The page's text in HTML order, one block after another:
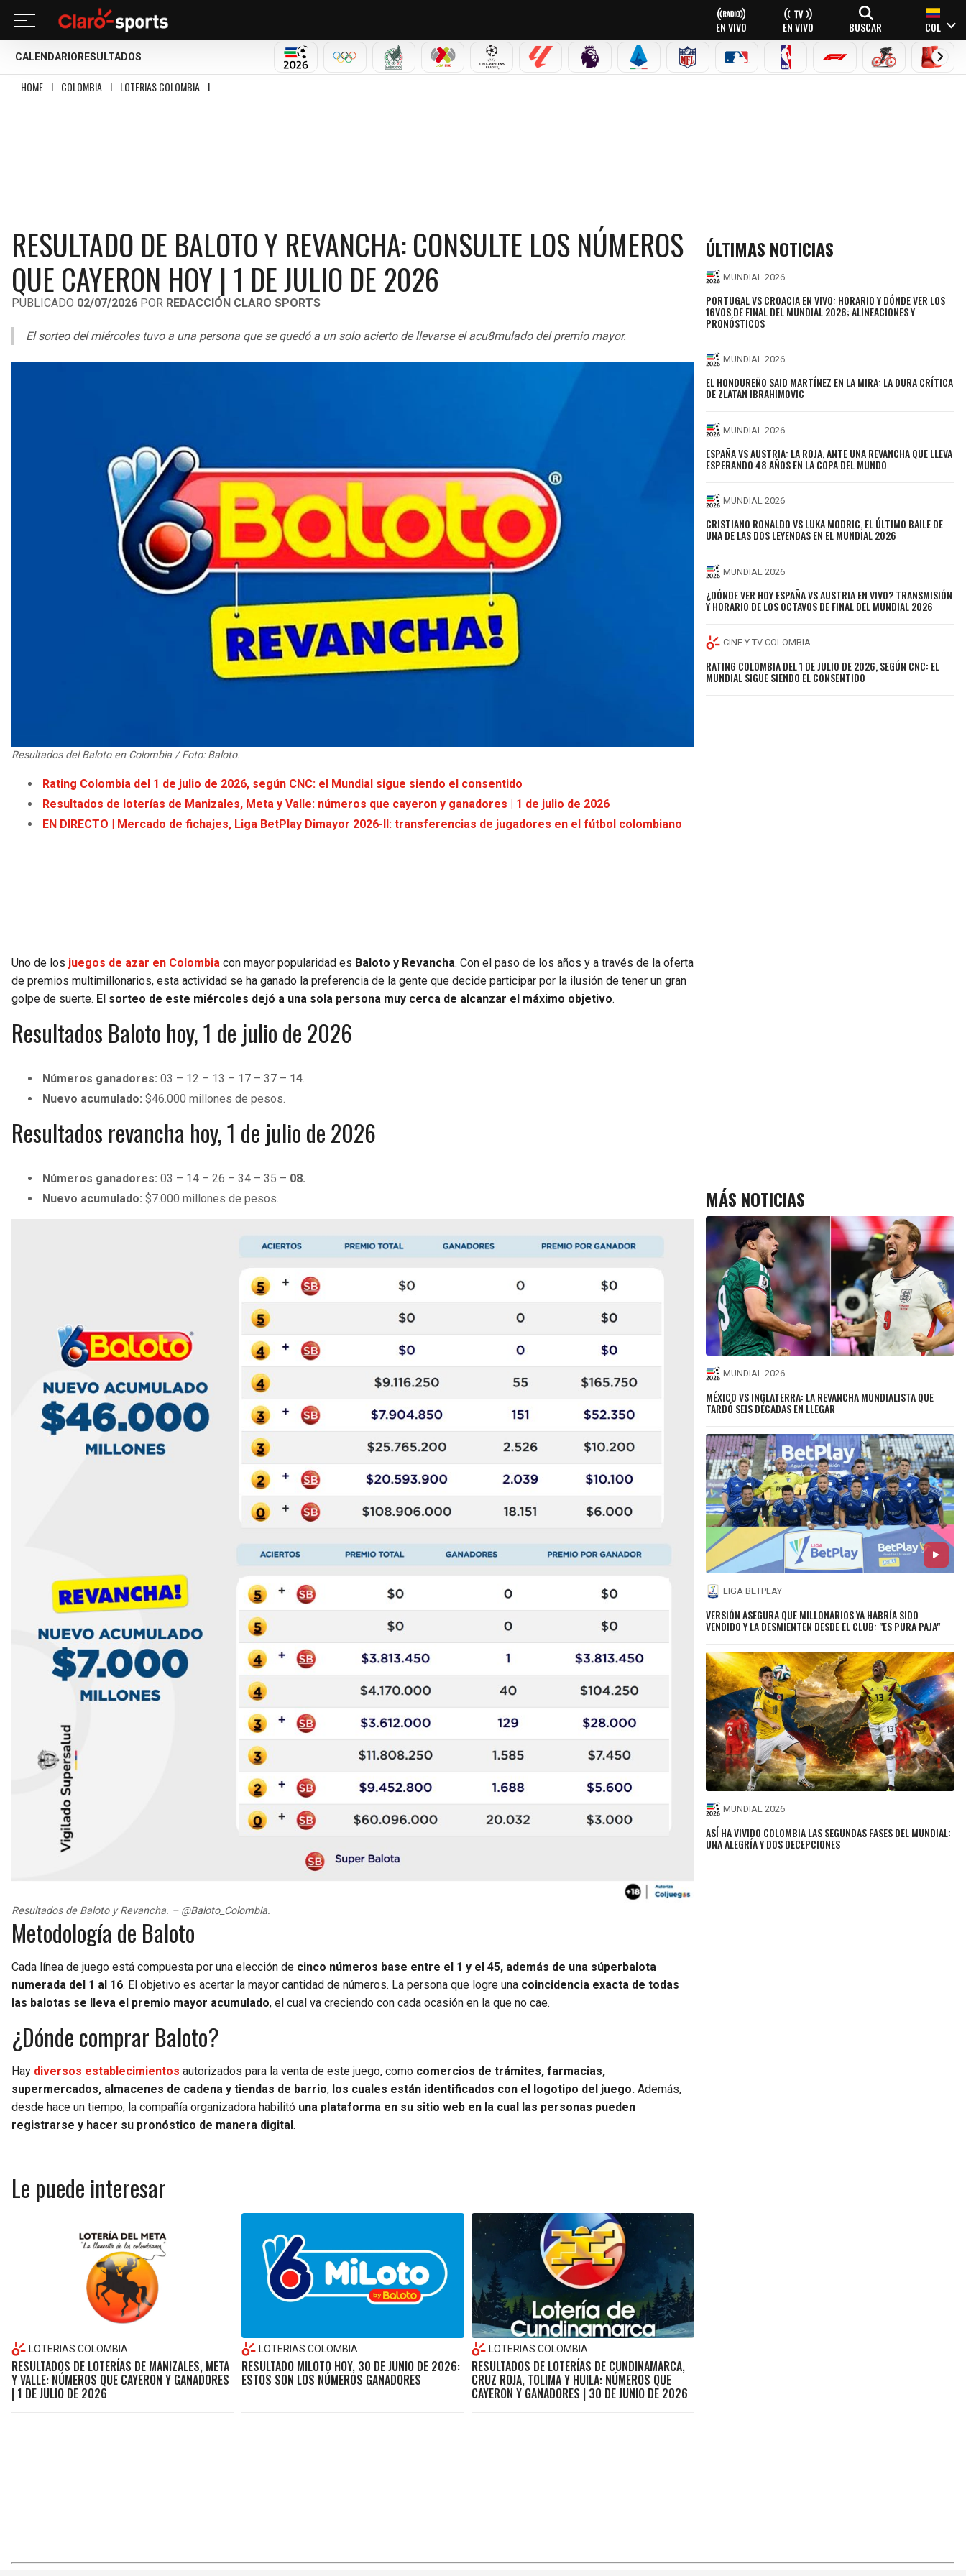
EN VIVO EN VIVO BUSCAR COL
CALENDARIO RESULTADOS
MUNDIAL 2026OLÍMPICOSSELECCIÓN MEXICANA
LIGA MX CHAMPIONS LEAGUE
LALIGA PREMIER LEAGUE
SERIE A NFL MLB NBA FÓRMULA 1CICLISMOBOXEO
HOME I COLOMBIA I LOTERIAS COLOMBIA I
RESULTADO DE BALOTO Y REVANCHA: CONSULTE LOS NÚMEROS
QUE CAYERON HOY | 1 DE JULIO DE 2026
PUBLICADO 02/07/2026 POR REDACCIÓN CLARO SPORTS
El sorteo del miércoles tuvo a una persona que se quedó a un solo acierto de llevarse el acu8mulado del premio mayor.
Resultados del Baloto en Colombia / Foto: Baloto.
Rating Colombia del 1 de julio de 2026, según CNC: el Mundial sigue siendo el consentido
Resultados de loterías de Manizales, Meta y Valle: números que cayeron y ganadores | 1 de julio de 2026
EN DIRECTO | Mercado de fichajes, Liga BetPlay Dimayor 2026-II: transferencias de jugadores en el fútbol colombiano
Uno de los juegos de azar en Colombia con mayor popularidad es Baloto y Revancha. Con el paso de los años y a través de la oferta
de premios multimillonarios, esta actividad se ha ganado la preferencia de la gente que decide participar por la ilusión de tener un gran
golpe de suerte. El sorteo de este miércoles dejó a una sola persona muy cerca de alcanzar el máximo objetivo.
Resultados Baloto hoy, 1 de julio de 2026
Números ganadores:03 – 12 – 13 – 17 – 37 – 14.
Nuevo acumulado:$46.000 millones de pesos.
Resultados revancha hoy, 1 de julio de 2026
Números ganadores:03 – 14 – 26 – 34 – 35 – 08.
Nuevo acumulado:$7.000 millones de pesos.
Resultados de Baloto y Revancha. – @Baloto_Colombia.
Metodología de Baloto
Cada línea de juego está compuesta por una elección de cinco números base entre el 1 y el 45, además de una súperbalota
numerada del 1 al 16. El objetivo es acertar la mayor cantidad de números. La persona que logre una coincidencia exacta de todas
las balotas se lleva el premio mayor acumulado, el cual va creciendo con cada ocasión en la que no cae.
¿Dónde comprar Baloto?
Hay diversos establecimientos autorizados para la venta de este juego, como comercios de trámites, farmacias,
supermercados, almacenes de cadena y tiendas de barrio, los cuales están identificados con el logotipo del juego. Además,
desde hace un tiempo, la compañía organizadora habilitó una plataforma en su sitio web en la cual las personas pueden
registrarse y hacer su pronóstico de manera digital.
Le puede interesar
LOTERIAS COLOMBIA
RESULTADOS DE LOTERÍAS DE MANIZALES, META
Y VALLE: NÚMEROS QUE CAYERON Y GANADORES
| 1 DE JULIO DE 2026
LOTERIAS COLOMBIA
RESULTADO MILOTO HOY, 30 DE JUNIO DE 2026:
ESTOS SON LOS NÚMEROS GANADORES
LOTERIAS COLOMBIA
RESULTADOS DE LOTERÍAS DE CUNDINAMARCA,
CRUZ ROJA, TOLIMA Y HUILA: NÚMEROS QUE
CAYERON Y GANADORES | 30 DE JUNIO DE 2026
ÚLTIMAS NOTICIAS
MUNDIAL 2026
PORTUGAL VS CROACIA EN VIVO: HORARIO Y DÓNDE VER LOS
16VOS DE FINAL DEL MUNDIAL 2026; ALINEACIONES Y
PRONÓSTICOS
MUNDIAL 2026
EL HONDUREÑO SAID MARTÍNEZ EN LA MIRA: LA DURA CRÍTICA
DE ZLATAN IBRAHIMOVIC
MUNDIAL 2026
ESPAÑA VS AUSTRIA: LA ROJA, ANTE UNA REVANCHA QUE LLEVA
ESPERANDO 48 AÑOS EN LA COPA DEL MUNDO
MUNDIAL 2026
CRISTIANO RONALDO VS LUKA MODRIC, EL ÚLTIMO BAILE DE
UNA DE LAS DOS LEYENDAS EN EL MUNDIAL 2026
MUNDIAL 2026
¿DÓNDE VER HOY ESPAÑA VS AUSTRIA EN VIVO? TRANSMISIÓN
Y HORARIO DE LOS OCTAVOS DE FINAL DEL MUNDIAL 2026
CINE Y TV COLOMBIA
RATING COLOMBIA DEL 1 DE JULIO DE 2026, SEGÚN CNC: EL
MUNDIAL SIGUE SIENDO EL CONSENTIDO
MÁS NOTICIAS
MUNDIAL 2026
MÉXICO VS INGLATERRA: LA REVANCHA MUNDIALISTA QUE
TARDÓ SEIS DÉCADAS EN LLEGAR
LIGA BETPLAY
VERSIÓN ASEGURA QUE MILLONARIOS YA HABRÍA SIDO
VENDIDO Y LA DESMIENTEN DESDE EL CLUB: "ES PURA PAJA"
MUNDIAL 2026
ASÍ HA VIVIDO COLOMBIA LAS SEGUNDAS FASES DEL MUNDIAL:
UNA ALEGRÍA Y DOS DECEPCIONES